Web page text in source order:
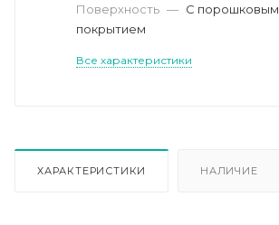
Поверхность — С порошковым
покрытием
Все характеристики
ХАРАКТЕРИСТИКИ НАЛИЧИЕ